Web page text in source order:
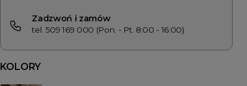
Zadzwoń i zamów
tel. 509 169 000 (Pon. - Pt. 8:00 - 16:00)
KOLORY